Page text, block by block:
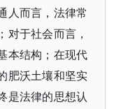
人而言，法律常
对于社会而言，
本结构；在现代
肥沃土壤和坚实
是法律的思想认